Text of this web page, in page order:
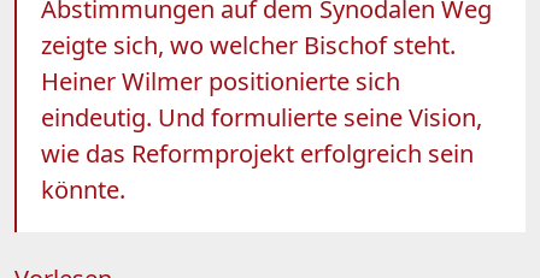
Abstimmungen auf dem Synodalen Weg
zeigte sich, wo welcher Bischof steht.
Heiner Wilmer positionierte sich
eindeutig. Und formulierte seine Vision,
wie das Reformprojekt erfolgreich sein
könnte.